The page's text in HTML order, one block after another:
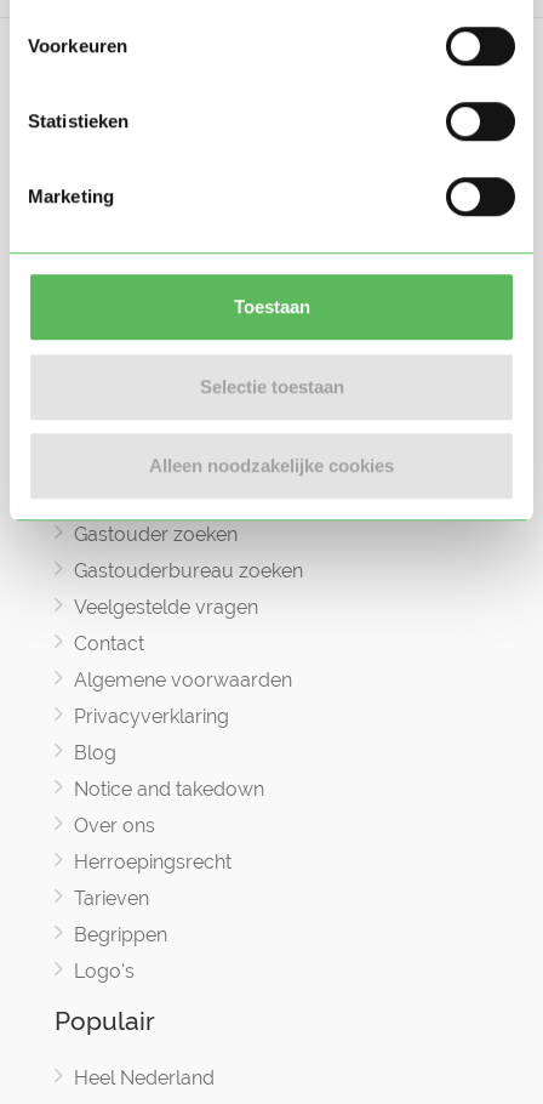
Voorkeuren
Statistieken
Marketing
Toestaan
Selectie toestaan
Alleen noodzakelijke cookies
in 2017, bedoeld om ouders, oppassers en
brengen.
Oppas zoeken
Oppaswerk zoeken
Gastouder zoeken
Gastouderbureau zoeken
Veelgestelde vragen
Contact
Algemene voorwaarden
Privacyverklaring
Blog
Notice and takedown
Over ons
Herroepingsrecht
Tarieven
Begrippen
Logo's
Populair
Heel Nederland